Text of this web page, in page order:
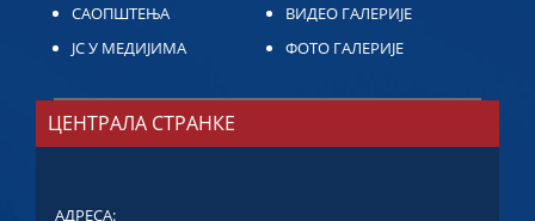
САОПШТЕЊА
ЈС У МЕДИЈИМА
ВИДЕО ГАЛЕРИЈЕ
ФОТО ГАЛЕРИЈЕ
ЦЕНТРАЛА СТРАНКЕ
АДРЕСА: